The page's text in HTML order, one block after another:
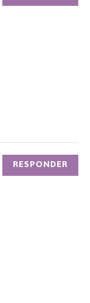
RESPONDER